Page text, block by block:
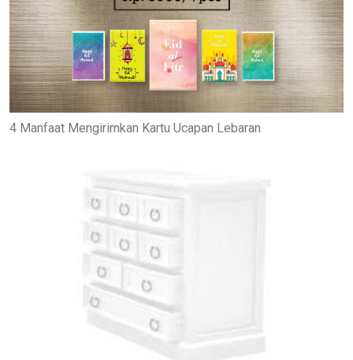
4 Manfaat Mengirimkan Kartu Ucapan Lebaran